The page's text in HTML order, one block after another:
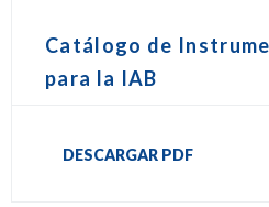
Catálogo de
para la IAB
DESCARGAR PDF